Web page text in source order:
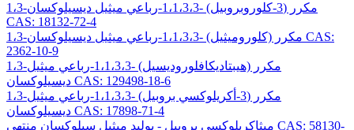
1،3-مكرر (3-كلوروبروبيل) -1،1،3،3-رباعي ميثيل ديسيلوكسان
CAS: 18132-72-4
1،3-مكرر (كلوروميثيل) -1،1،3،3-رباعي ميثيل ديسيلوكسان CAS:
2362-10-9
1،3-مكرر (هيبتاديكافلوروديسيل) -1،1،3،3-رباعي ميثيل
ديسيلوكسان CAS: 129498-18-6
1،3-مكرر (3-أكريلوكسي بروبيل) -1،1،3،3-رباعي ميثيل
ديسيلوكسان CAS: 17898-71-4
ميثاكريلوكسي بروبيل - بوليد ميثيل سيلوكسان منتهي CAS: 58130-